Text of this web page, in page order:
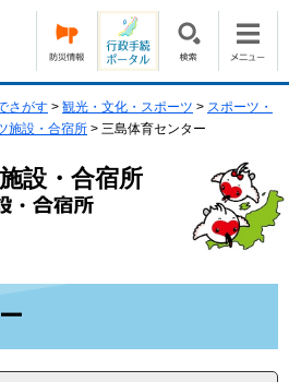
さがす > 観光・文化・スポーツ > スポーツ・
施設・合宿所 > 三島体育センター
設・合宿所